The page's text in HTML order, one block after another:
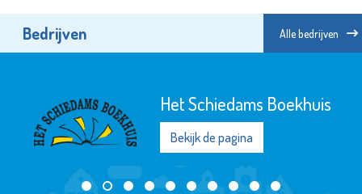
Bedrijven Alle bedrijven
Stichting Primo
Bekijk de pagina